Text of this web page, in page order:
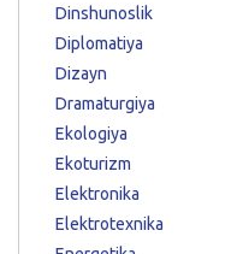
Dinshunoslik
Diplomatiya
Dizayn
Dramaturgiya
Ekologiya
Ekoturizm
Elektronika
Elektrotexnika